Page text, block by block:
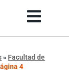
» Facultad de
4